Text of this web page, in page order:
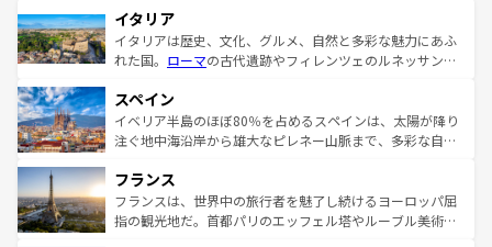
イタリア
イタリアは歴史、文化、グルメ、自然と多彩な魅力にあふ
れた国。 ローマの古代遺跡やフィレンツェのルネッサンス
ろん、トスカーナの美しい田園風景やアマルフィ海岸の絶
景など、自然景観も見逃せない。観光の合間には、本場の
ピザやパスタなど、絶品のイタリア料理を堪能することも
ませてくれるイタリアで、忘れられない旅をしてみよう！
なお、新着のイタリア情報はコンテンツ一覧 を参照してほ
しい。
スペイン
イベリア半島のほぼ80％を占めるスペインは、太陽が降り
注ぐ地中海沿岸から雄大なピレネー山脈まで、多彩な自然
文化が根付くこの国では、情熱的なフラメンコ、熱気あふ
れる闘牛、そして美味しいタパスが生活の一部となってい
る。首都マドリードの洗練された雰囲気や、バルセロナの
フランス
フランスは、世界中の旅行者を魅了し続けるヨーロッパ屈
指の観光地だ。首都パリのエッフェル塔やルーブル美術館